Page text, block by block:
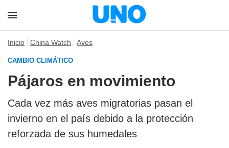
Inicio China Watch Aves
CAMBIO CLIMÁTICO
Pájaros en movimiento
Cada vez más aves migratorias pasan el
invierno en el país debido a la protección
reforzada de sus humedales